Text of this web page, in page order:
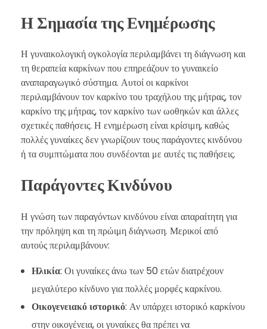
Η Σημασία της Ενημέρωσης
Η γυναικολογική ογκολογία περιλαμβάνει τη διάγνωση και
τη θεραπεία καρκίνων που επηρεάζουν το γυναικείο
αναπαραγωγικό σύστημα. Αυτοί οι καρκίνοι
περιλαμβάνουν τον καρκίνο του τραχήλου της μήτρας, τον
καρκίνο της μήτρας, τον καρκίνο των ωοθηκών και άλλες
σχετικές παθήσεις. Η ενημέρωση είναι κρίσιμη, καθώς
πολλές γυναίκες δεν γνωρίζουν τους παράγοντες κινδύνου
ή τα συμπτώματα που συνδέονται με αυτές τις παθήσεις.
Παράγοντες Κινδύνου
Η γνώση των παραγόντων κινδύνου είναι απαραίτητη για
την πρόληψη και τη πρώιμη διάγνωση. Μερικοί από
αυτούς περιλαμβάνουν:
Ηλικία: Οι γυναίκες άνω των 50 ετών διατρέχουν
μεγαλύτερο κίνδυνο για πολλές μορφές καρκίνου.
Οικογενειακό ιστορικό: Αν υπάρχει ιστορικό καρκίνου
στην οικογένεια, οι γυναίκες θα πρέπει να